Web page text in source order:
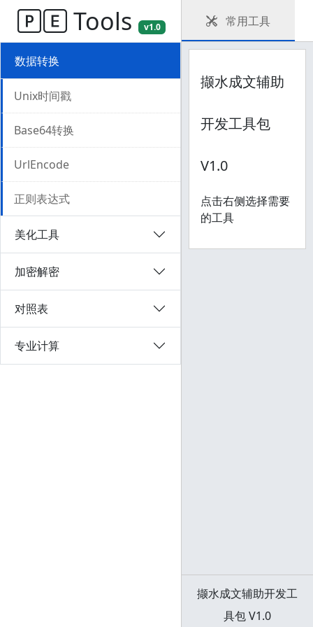
Tools v1.0
数据转换
Unix时间戳
Base64转换
UrlEncode
正则表达式
美化工具
加密解密
对照表
专业计算
常用工具
撷水成文辅助
开发工具包
V1.0
点击右侧选择需要
的工具
撷水成文辅助开发工
具包 V1.0